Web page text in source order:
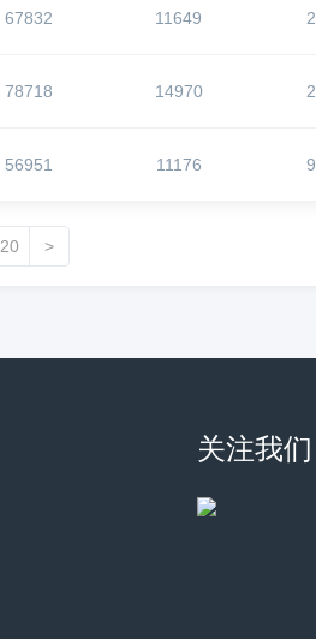
67832 11649 2
78718 14970 2
56951 11176 9
20 >
关注我们